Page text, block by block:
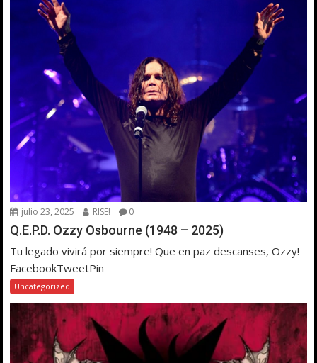
julio 23, 2025 RISE! 0
Q.E.P.D. Ozzy Osbourne (1948 – 2025)
Tu legado vivirá por siempre! Que en paz descanses, Ozzy!
FacebookTweetPin
Uncategorized